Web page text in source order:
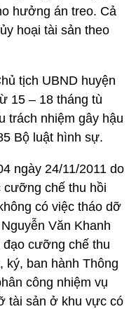
hưởng án treo. Cả
hoại tài sản theo
tịch UBND huyện
15 – 18 tháng tù
trách nhiệm gây hậu
Bộ luật hình sự.
ngày 24/11/2011 do
cưỡng chế thu hồi
có việc tháo dỡ
Văn Khanh
cưỡng chế thu
ký, ban hành Thông
công nhiệm vụ
tài sản ở khu vực có